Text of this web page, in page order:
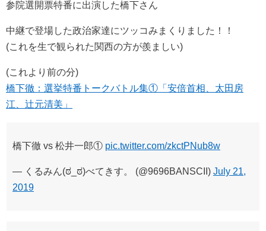
参院選開票特番に出演した橋下さん
中継で登場した政治家達にツッコみまくりました！！
(これを生で観られた関西の方が羨ましい)
(これより前の分)
橋下徹：選挙特番トークバトル集①「安倍首相、太田房
江、辻元清美」
橋下徹 vs 松井一郎① pic.twitter.com/zkctPNub8w
— くるみん(ಠ_ಠ)べてきす。 (@9696BANSCII) July 21,
2019